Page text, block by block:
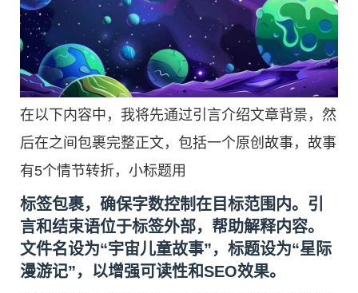
在以下内容中，我将先通过引言介绍文章背景，然
后在之间包裹完整正文，包括一个原创故事，故事
有5个情节转折，小标题用
标签包裹，确保字数控制在目标范围内。引
言和结束语位于标签外部，帮助解释内容。
文件名设为“宇宙儿童故事”，标题设为“星际
漫游记”，以增强可读性和SEO效果。